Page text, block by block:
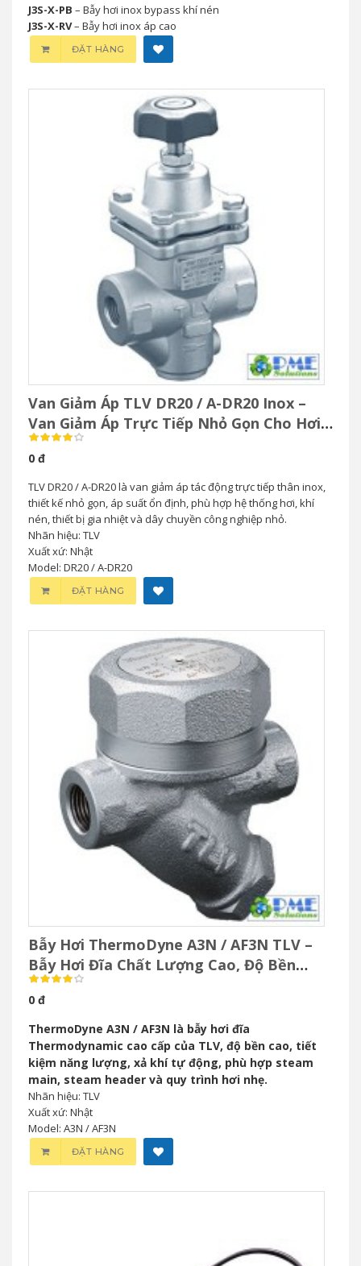
J3S-X-PB – Bẫy hơi inox bypass khí nén
J3S-X-RV– Bẫy hơi inox áp cao
ĐẶT HÀNG
Van Giảm Áp TLV DR20 / A-DR20 Inox –
Van Giảm Áp Trực Tiếp Nhỏ Gọn Cho Hơi
& Khí Nén
0 đ
TLV DR20 / A-DR20 là van giảm áp tác động trực tiếp thân inox,
thiết kế nhỏ gọn, áp suất ổn định, phù hợp hệ thống hơi, khí
nén, thiết bị gia nhiệt và dây chuyền công nghiệp nhỏ.
Nhãn hiệu: TLV
Xuất xứ: Nhật
Model: DR20 / A-DR20
ĐẶT HÀNG
Bẫy Hơi ThermoDyne A3N / AF3N TLV –
Bẫy Hơi Đĩa Chất Lượng Cao, Độ Bền
Vượt Trội
0 đ
ThermoDyne A3N / AF3N là bẫy hơi đĩa
Thermodynamic cao cấp của TLV, độ bền cao, tiết
kiệm năng lượng, xả khí tự động, phù hợp steam
main, steam header và quy trình hơi nhẹ.
Nhãn hiệu: TLV
Xuất xứ: Nhật
Model: A3N / AF3N
ĐẶT HÀNG